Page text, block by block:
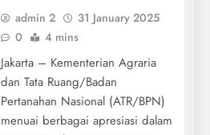
admin 2
31 January 2025
0
4 mins
Jakarta – Kementerian Agraria
dan Tata Ruang/Badan
Pertanahan Nasional (ATR/BPN)
menuai berbagai apresiasi dalam